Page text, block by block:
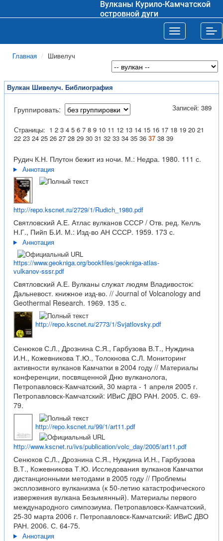
Вулканы Курило-Камчатской
островной дуги
Toggle
Главная Шивелуч
Вулкан Шивелуч. Библиография
Группировать: Записей: 389
Страницы: 1 2 3 4 5 6 7 8 9 10 11 12 13 14 15 16 17 18 19 20 21
22 23 24 25 26 27 28 29 30 31 32 33 34 35 36 37 38 39
Рудич К.Н. Плутон бежит из ночи. М.: Недра. 1980. 111 с.
Аннотация
http://repo.kscnet.ru/2729/1/Rudich_1980.pdf
Святловский А.Е. Атлас вулканов СССР / Отв. ред. Келль
Н.Г., Пийп Б.И. М.: Изд-во АН СССР. 1959. 173 с.
Аннотация
https://www.geokniga.org/bookfiles/geokniga-atlas-
vulkanov-sssr.pdf
Святловский А.Е. Вулканы служат людям Владивосток:
Дальневост. книжное изд-во. // Journal of Volcanology and
Geothermal Research. 1969. 135 с.
http://repo.kscnet.ru/2773/1/Svjatlovsky.pdf
Сенюков С.Л., Дрознина С.Я., Гарбузова В.Т., Нуждина
И.Н., Кожевникова Т.Ю., Толокнова С.Л. Мониторинг
активности вулканов Камчатки в 2004 году // Материалы
конференции, посвященной Дню вулканолога,
Петропавловск-Камчатский, 30 марта - 1 апреля 2005 г.
Петропавловск-Камчатский: ИВиС ДВО РАН. 2005. С. 69-
79.
http://repo.kscnet.ru/99/1/art11.pdf
http://www.kscnet.ru/ivs/publication/volc_day/2005/art11.pdf
Сенюков С.Л., Дрознина С.Я., Нуждина И.Н., Гарбузова
В.Т., Кожевникова Т.Ю. Исследования вулканов Камчатки
дистанционными методами в 2005 году // Проблемы
эксплозивного вулканизма (к 50-летию катастрофического
извержения вулкана Безымянный). Материалы первого
международного симпозиума. Петропавловск-Камчатский,
25-30 марта 2006 г. Петропавловск-Камчатский: ИВиС ДВО
РАН. 2006. С. 64-75.
Аннотация